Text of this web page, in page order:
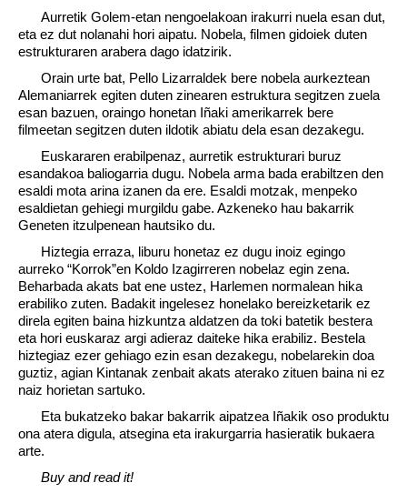
Aurretik Golem-etan nengoelakoan irakurri nuela esan dut,
eta ez dut nolanahi hori aipatu. Nobela, filmen gidoiek duten
estrukturaren arabera dago idatzirik.
Orain urte bat, Pello Lizarraldek bere nobela aurkeztean
Alemaniarrek egiten duten zinearen estruktura segitzen zuela
esan bazuen, oraingo honetan Iñaki amerikarrek bere
filmeetan segitzen duten ildotik abiatu dela esan dezakegu.
Euskararen erabilpenaz, aurretik estrukturari buruz
esandakoa baliogarria dugu. Nobela arma bada erabiltzen den
esaldi mota arina izanen da ere. Esaldi motzak, menpeko
esaldietan gehiegi murgildu gabe. Azkeneko hau bakarrik
Geneten itzulpenean hautsiko du.
Hiztegia erraza, liburu honetaz ez dugu inoiz egingo
aurreko “Korrok”en Koldo Izagirreren nobelaz egin zena.
Beharbada akats bat ene ustez, Harlemen normalean hika
erabiliko zuten. Badakit ingelesez honelako bereizketarik ez
direla egiten baina hizkuntza aldatzen da toki batetik bestera
eta hori euskaraz argi adieraz daiteke hika erabiliz. Bestela
hiztegiaz ezer gehiago ezin esan dezakegu, nobelarekin doa
guztiz, agian Kintanak zenbait akats aterako zituen baina ni ez
naiz horietan sartuko.
Eta bukatzeko bakar bakarrik aipatzea Iñakik oso produktu
ona atera digula, atsegina eta irakurgarria hasieratik bukaera
arte.
Buy and read it!